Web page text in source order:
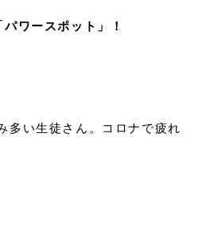
ワースポット」！
多い生徒さん。コロナで疲れ